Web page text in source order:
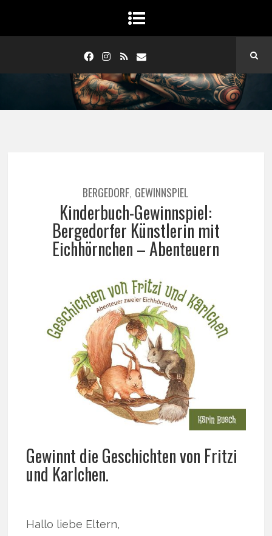
BERGEDORF, GEWINNSPIEL
Kinderbuch-Gewinnspiel:
Bergedorfer Künstlerin mit
Eichhörnchen – Abenteuern
Gewinnt die Geschichten von Fritzi
und Karlchen.
Hallo liebe Eltern,